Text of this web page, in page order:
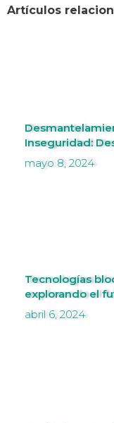
Artículos
Inseguridad:
mayo 8, 2024
Tecnologías
explorando el
abril 6, 2024